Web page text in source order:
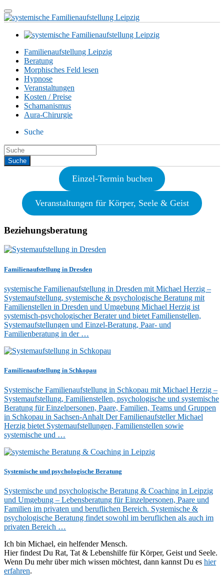
Familienaufstellung Leipzig
Beratung
Morphisches Feld lesen
Hypnose
Veranstaltungen
Kosten / Preise
Schamanismus
Aura-Chirurgie
Suche
Einzel-Termin buchen
Veranstaltungen für Körper, Seele & Geist
Beziehungsberatung
Familienaufstellung in Dresden
systemische Familienaufstellung in Dresden mit Michael Herzig –
Systemaufstellung, systemische & psychologische Beratung mit
Familienstellen in Dresden und Umgebung Michael Herzig ist
systemisch-psychologischer Berater und bietet Familienstellen,
Systemaufstellungen und Einzel-Beratung, Paar- und
Familienberatung in der …
Familienaufstellung in Schkopau
Systemische Familienaufstellung in Schkopau mit Michael Herzig –
Systemaufstellung, Familienstellen, psychologische und systemische
Beratung für Einzelpersonen, Paare, Familien, Teams und Gruppen
in Schkopau in Sachsen-Anhalt Der Familienaufsteller Michael
Herzig bietet Systemaufstellungen, Familienstellen sowie
systemische und …
Systemische und psychologische Beratung
Systemische und psychologische Beratung & Coaching in Leipzig
und Umgebung – Lebensberatung für Einzelpersonen, Paare und
Familien im privaten und beruflichen Bereich. Systemische &
psychologische Beratung findet sowohl im beruflichen als auch im
privaten Bereich …
Ich bin Michael, ein helfender Mensch.
Hier findest Du Rat, Tat & Lebenshilfe für Körper, Geist und Seele.
Wenn Du mehr über mich wissen möchtest, dann kannst Du es hier
erfahren.